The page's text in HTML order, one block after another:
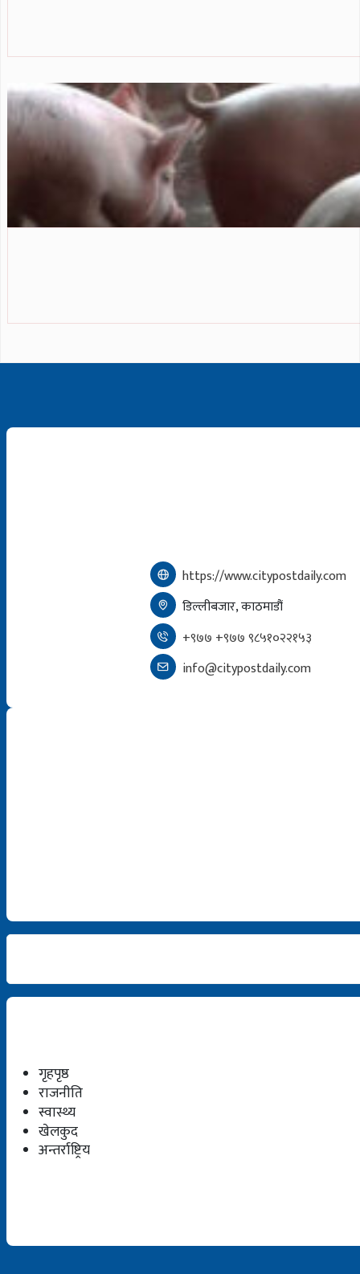
https://www.citypostdaily.com
डिल्लीबजार, काठमाडौं
+९७७ +९७७ ९८५१०२२१५३
info@citypostdaily.com
गृहपृष्ठ
राजनीति
स्वास्थ्य
खेलकुद
अन्तर्राष्ट्रिय